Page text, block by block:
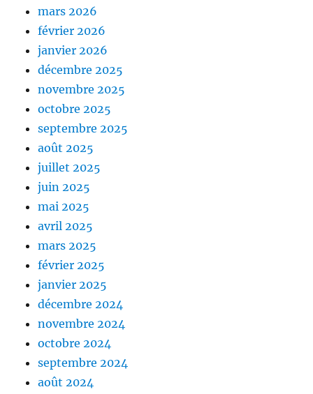
mars 2026
février 2026
janvier 2026
décembre 2025
novembre 2025
octobre 2025
septembre 2025
août 2025
juillet 2025
juin 2025
mai 2025
avril 2025
mars 2025
février 2025
janvier 2025
décembre 2024
novembre 2024
octobre 2024
septembre 2024
août 2024